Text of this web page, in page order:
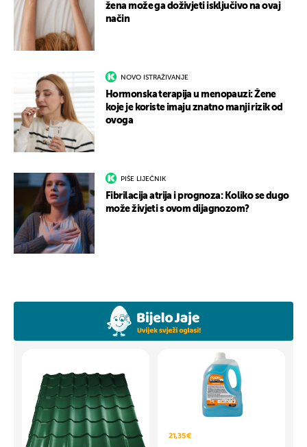
žena može ga doživjeti isključivo na ovaj
način
NOVO ISTRAŽIVANJE
Hormonska terapija u menopauzi: Žene
koje je koriste imaju znatno manji rizik od
ovoga
PIŠE LIJEČNIK
Fibrilacija atrija i prognoza: Koliko se dugo
može živjeti s ovom dijagnozom?
21,35 €